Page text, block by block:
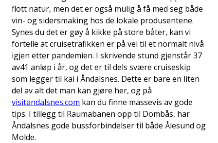
flott natur, men det er også mulig å få med seg både
vin- og sidersmaking hos de lokale produsentene.
Synes du det er gøy å kikke på store båter, kan vi
fortelle at cruisetrafikken er på vei til et normalt nivå
igjen etter pandemien. I skrivende stund gjenstår 37
av41 anløp i år, og det er til dels svære cruiseskip
som legger til kai i Åndalsnes. Dette er bare en liten
del av alt det man kan gjøre her, og på
visitandalsnes.com kan du finne massevis av gode
tips. I tillegg til Raumabanen opp til Dombås, har
Åndalsnes gode bussforbindelser til både Ålesund og
Molde.